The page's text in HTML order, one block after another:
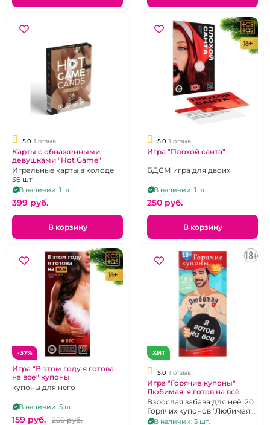
5.0 1 отзыв
Карты с обнаженными
девушками "Hot Game"
Игральные карты в колоде
36 шт
В наличии: 1 шт.
399 pуб.
В корзину
5.0 1 отзыв
Игра "Плохой санта"
БДСМ игра для двоих
В наличии: 1 шт.
250 pуб.
В корзину
-37%
Игра "В этом году я готова
на все" купоны
купоны для него
В наличии: 5 шт.
159 pуб. 250 pуб.
ХИТ
5.0 1 отзыв
Игра "Горячие купоны"
Любимая, я готов на всё
Взрослая забава для неё! 20
Горячих купонов "Любимая Я
готов на всё"
В наличии: 3 шт.